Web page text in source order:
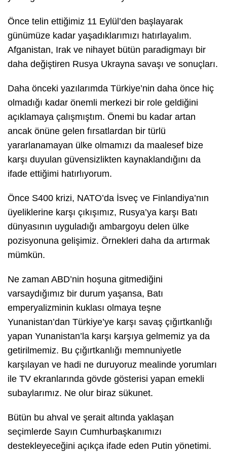
Önce telin ettiğimiz 11 Eylül’den başlayarak
günümüze kadar yaşadıklarımızı hatırlayalım.
Afganistan, Irak ve nihayet bütün paradigmayı bir
daha değiştiren Rusya Ukrayna savaşı ve sonuçları.
Daha önceki yazılarımda Türkiye’nin daha önce hiç
olmadığı kadar önemli merkezi bir role geldiğini
açıklamaya çalışmıştım. Önemi bu kadar artan
ancak önüne gelen fırsatlardan bir türlü
yararlanamayan ülke olmamızı da maalesef bize
karşı duyulan güvensizlikten kaynaklandığını da
ifade ettiğimi hatırlıyorum.
Önce S400 krizi, NATO’da İsveç ve Finlandiya’nın
üyeliklerine karşı çıkışımız, Rusya’ya karşı Batı
dünyasının uyguladığı ambargoyu delen ülke
pozisyonuna gelişimiz. Örnekleri daha da artırmak
mümkün.
Ne zaman ABD’nin hoşuna gitmediğini
varsaydığımız bir durum yaşansa, Batı
emperyalizminin kuklası olmaya teşne
Yunanistan’dan Türkiye’ye karşı savaş çığırtkanlığı
yapan Yunanistan’la karşı karşıya gelmemiz ya da
getirilmemiz. Bu çığırtkanlığı memnuniyetle
karşılayan ve hadi ne duruyoruz mealinde yorumları
ile TV ekranlarında gövde gösterisi yapan emekli
subaylarımız. Ne olur biraz sükunet.
Bütün bu ahval ve şerait altında yaklaşan
seçimlerde Sayın Cumhurbaşkanımızı
destekleyeceğini açıkça ifade eden Putin yönetimi.